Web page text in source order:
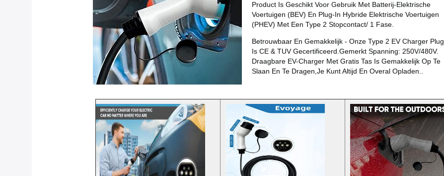
Product Is Geschikt Voor Gebruik Met Batterij-Elektrische
Voertuigen (BEV) En Plug-In Hybride Elektrische Voertuigen
(PHEV) Met Een Type 2 Stopcontact/ 1 Fase.
Betrouwbaar En Gemakkelijk - Onze Type 2 EV Charger Plug
Is CE & TUV Gecertificeerd.Gemerkt Spanning: 250V/480V.
Draagbare EV-Charger Met Gratis Tas Is Gemakkelijk Op Te
Slaan En Te Dragen,Je Kunt Altijd En Overal Opladen..